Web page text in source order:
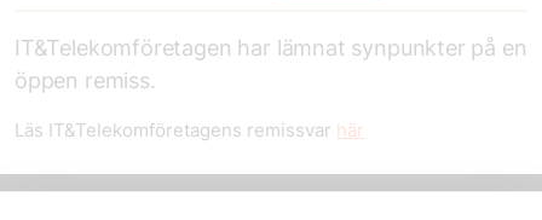
IT&Telekomföretagen har lämnat synpunkter på en
öppen remiss.
Läs IT&Telekomföretagens remissvar här